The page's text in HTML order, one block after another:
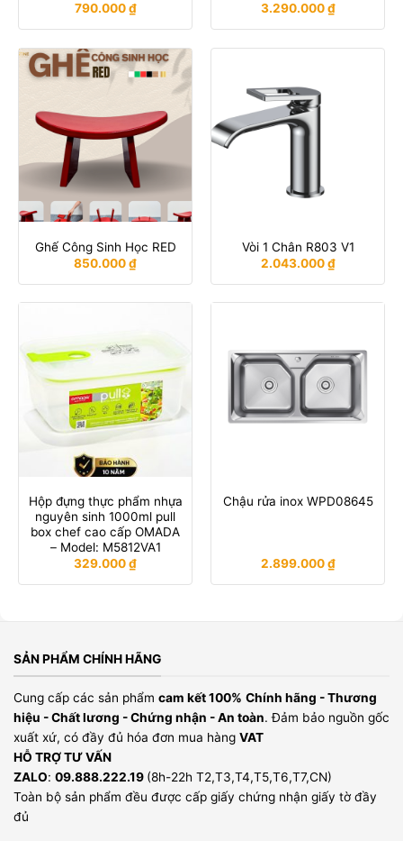
790.000₫
3.290.000₫
Ghế Công Sinh Học RED
850.000₫
Vòi 1 Chân R803 V1
2.043.000₫
Hộp đựng thực phẩm nhựa
nguyên sinh 1000ml pull
box chef cao cấp OMADA
– Model: M5812VA1
329.000₫
Chậu rửa inox WPD08645
2.899.000₫
SẢN PHẨM CHÍNH HÃNG
Cung cấp các sản phẩm cam kết 100% Chính hãng - Thương
hiệu - Chất lương - Chứng nhận - An toàn. Đảm bảo nguồn gốc
xuất xứ, có đầy đủ hóa đơn mua hàng VAT
HỖ TRỢ TƯ VẤN
ZALO: 09.888.222.19 (8h-22h T2,T3,T4,T5,T6,T7,CN)
Toàn bộ sản phẩm đều được cấp giấy chứng nhận giấy tờ đầy
đủ